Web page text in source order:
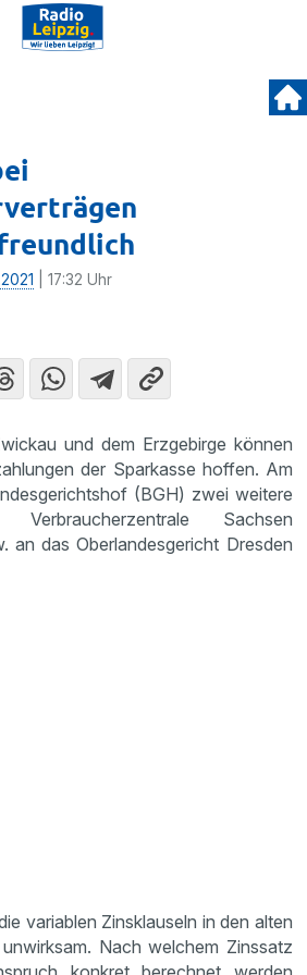
| 17:32 Uhr
und dem Erzgebirge können
der Sparkasse hoffen. Am
(BGH) zwei weitere
Sachsen
an das Oberlandesgericht Dresden
variablen Zinsklauseln in den alten
Nach welchem Zinssatz